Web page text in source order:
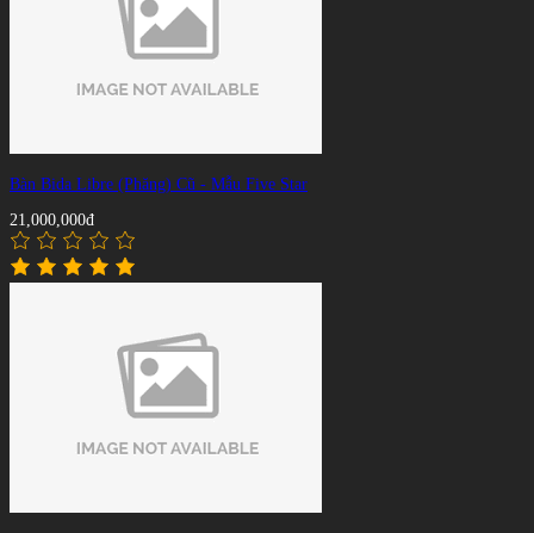
Bàn Bida Libre (Phăng) Cũ - Mẫu Five Star
21,000,000đ